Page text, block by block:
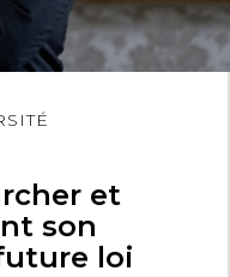
et
son
loi